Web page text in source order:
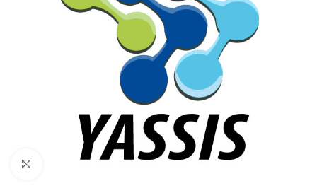
Click to enlarge